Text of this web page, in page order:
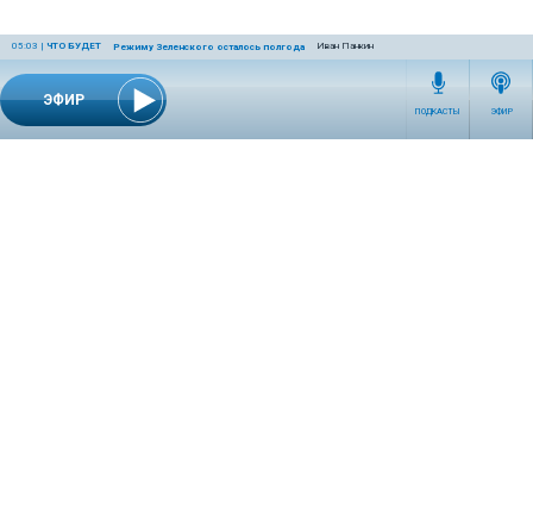
ЭФИР
05:03 | ЧТО БУДЕТ Режиму Зеленского осталось полгода Иван Панкин
ПОДКАСТЫ ЭФИР